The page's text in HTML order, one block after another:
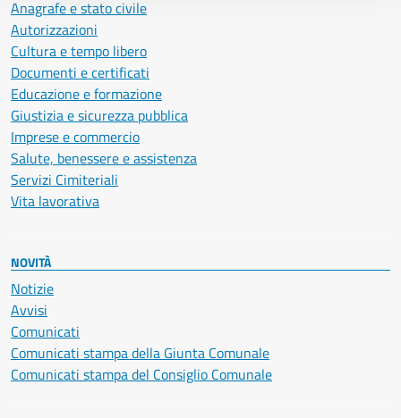
Anagrafe e stato civile
Autorizzazioni
Cultura e tempo libero
Documenti e certificati
Educazione e formazione
Giustizia e sicurezza pubblica
Imprese e commercio
Salute, benessere e assistenza
Servizi Cimiteriali
Vita lavorativa
NOVITÀ
Notizie
Avvisi
Comunicati
Comunicati stampa della Giunta Comunale
Comunicati stampa del Consiglio Comunale